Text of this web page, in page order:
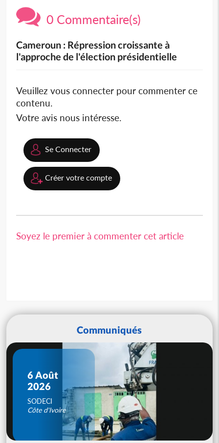
0 Commentaire(s)
Cameroun : Répression croissante à
l'approche de l'élection présidentielle
Veuillez vous connecter pour commenter ce
contenu.
Votre avis nous intéresse.
Se Connecter
Créer votre compte
Soyez le premier à commenter cet article
Communiqués
6 Août
2026
SODECI
Côte d'Ivoire